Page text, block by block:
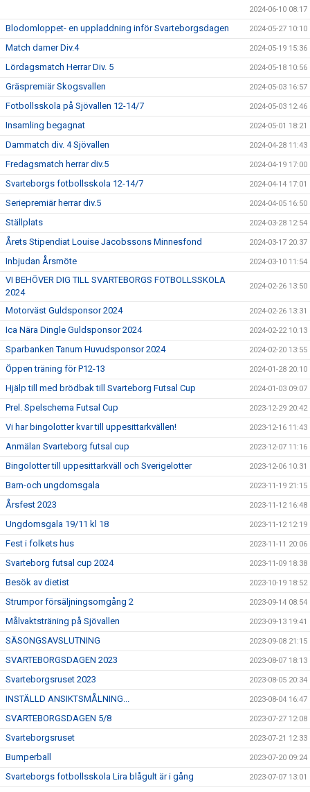
2024-06-10 08:17
Blodomloppet- en uppladdning inför Svarteborgsdagen 2024-05-27 10:10
Match damer Div.4 2024-05-19 15:36
Lördagsmatch Herrar Div. 5 2024-05-18 10:56
Gräspremiär Skogsvallen 2024-05-03 16:57
Fotbollsskola på Sjövallen 12-14/7 2024-05-03 12:46
Insamling begagnat 2024-05-01 18:21
Dammatch div. 4 Sjövallen 2024-04-28 11:43
Fredagsmatch herrar div.5 2024-04-19 17:00
Svarteborgs fotbollsskola 12-14/7 2024-04-14 17:01
Seriepremiär herrar div.5 2024-04-05 16:50
Ställplats 2024-03-28 12:54
Årets Stipendiat Louise Jacobssons Minnesfond 2024-03-17 20:37
Inbjudan Årsmöte 2024-03-10 11:54
VI BEHÖVER DIG TILL SVARTEBORGS FOTBOLLSSKOLA
2024
2024-02-26 13:50
Motorväst Guldsponsor 2024 2024-02-26 13:31
Ica Nära Dingle Guldsponsor 2024 2024-02-22 10:13
Sparbanken Tanum Huvudsponsor 2024 2024-02-20 13:55
Öppen träning för P12-13 2024-01-28 20:10
Hjälp till med brödbak till Svarteborg Futsal Cup 2024-01-03 09:07
Prel. Spelschema Futsal Cup 2023-12-29 20:42
Vi har bingolotter kvar till uppesittarkvällen! 2023-12-16 11:43
Anmälan Svarteborg futsal cup 2023-12-07 11:16
Bingolotter till uppesittarkväll och Sverigelotter 2023-12-06 10:31
Barn-och ungdomsgala 2023-11-19 21:15
Årsfest 2023 2023-11-12 16:48
Ungdomsgala 19/11 kl 18 2023-11-12 12:19
Fest i folkets hus 2023-11-11 20:06
Svarteborg futsal cup 2024 2023-11-09 18:38
Besök av dietist 2023-10-19 18:52
Strumpor försäljningsomgång 2 2023-09-14 08:54
Målvaktsträning på Sjövallen 2023-09-13 19:41
SÄSONGSAVSLUTNING 2023-09-08 21:15
SVARTEBORGSDAGEN 2023 2023-08-07 18:13
Svarteborgsruset 2023 2023-08-05 20:34
INSTÄLLD ANSIKTSMÅLNING... 2023-08-04 16:47
SVARTEBORGSDAGEN 5/8 2023-07-27 12:08
Svarteborgsruset 2023-07-21 12:33
Bumperball 2023-07-20 09:24
Svarteborgs fotbollsskola Lira blågult är i gång 2023-07-07 13:01